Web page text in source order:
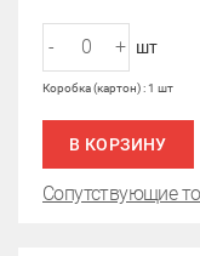
- + шт
Коробка (картон) : 1 шт
В КОРЗИНУ
Сопутствующие